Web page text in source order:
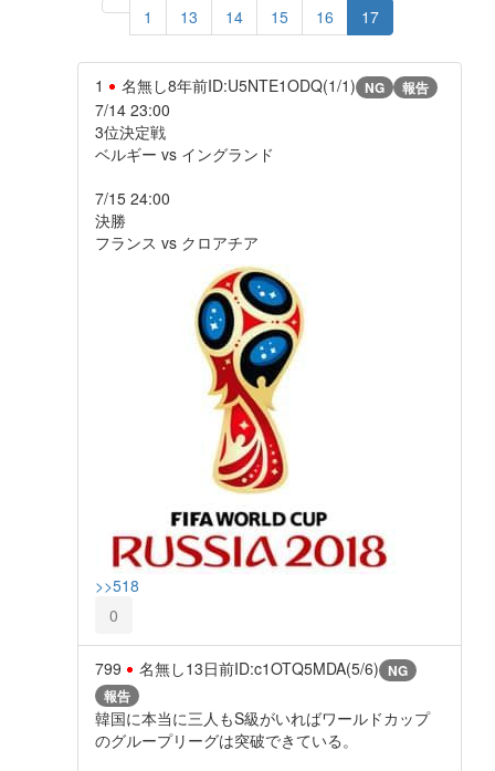
1 13 14 15 16 17
1 名無し8年前ID:U5NTE1ODQ(1/1) NG 報告
7/14 23:00
3位決定戦
ベルギー vs イングランド
7/15 24:00
決勝
フランス vs クロアチア
>>518
0
799 名無し13日前ID:c1OTQ5MDA(5/6) NG
報告
韓国に本当に三人もS級がいればワールドカップ
のグループリーグは突破できている。